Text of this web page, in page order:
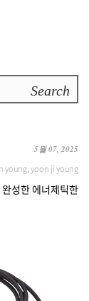
5월 07, 2025
young, yoon ji young
성한 에너제틱한